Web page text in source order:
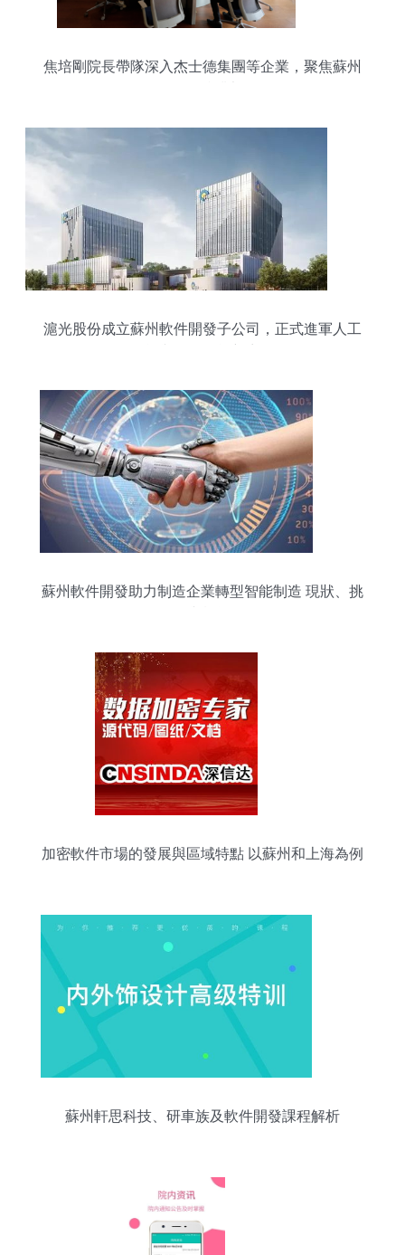
焦培剛院長帶隊深入杰士德集團等企業，聚焦蘇州
滬光股份成立蘇州軟件開發子公司，正式進軍人工
蘇州軟件開發助力制造企業轉型智能制造 現狀、挑
加密軟件市場的發展與區域特點 以蘇州和上海為例
蘇州軒思科技、研車族及軟件開發課程解析